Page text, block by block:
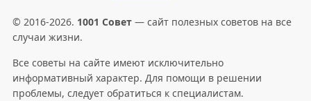
© 2016-2026. 1001 Совет— сайт полезных советов на все
случаи жизни.
Все советы на сайте имеют исключительно
информативный характер. Для помощи в решении
проблемы, следует обратиться к специалистам.